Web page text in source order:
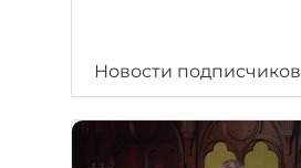
Новости подписчиков